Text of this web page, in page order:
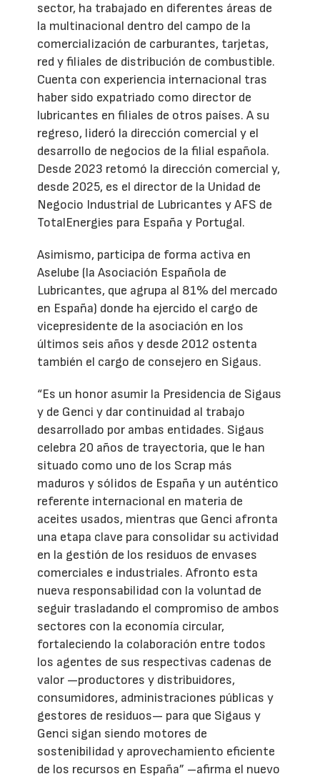
sector, ha trabajado en diferentes áreas de
la multinacional dentro del campo de la
comercialización de carburantes, tarjetas,
red y filiales de distribución de combustible.
Cuenta con experiencia internacional tras
haber sido expatriado como director de
lubricantes en filiales de otros países. A su
regreso, lideró la dirección comercial y el
desarrollo de negocios de la filial española.
Desde 2023 retomó la dirección comercial y,
desde 2025, es el director de la Unidad de
Negocio Industrial de Lubricantes y AFS de
TotalEnergies para España y Portugal.
Asimismo, participa de forma activa en
Aselube (la Asociación Española de
Lubricantes, que agrupa al 81% del mercado
en España) donde ha ejercido el cargo de
vicepresidente de la asociación en los
últimos seis años y desde 2012 ostenta
también el cargo de consejero en Sigaus.
“Es un honor asumir la Presidencia de Sigaus
y de Genci y dar continuidad al trabajo
desarrollado por ambas entidades. Sigaus
celebra 20 años de trayectoria, que le han
situado como uno de los Scrap más
maduros y sólidos de España y un auténtico
referente internacional en materia de
aceites usados, mientras que Genci afronta
una etapa clave para consolidar su actividad
en la gestión de los residuos de envases
comerciales e industriales. Afronto esta
nueva responsabilidad con la voluntad de
seguir trasladando el compromiso de ambos
sectores con la economía circular,
fortaleciendo la colaboración entre todos
los agentes de sus respectivas cadenas de
valor —productores y distribuidores,
consumidores, administraciones públicas y
gestores de residuos— para que Sigaus y
Genci sigan siendo motores de
sostenibilidad y aprovechamiento eficiente
de los recursos en España” –afirma el nuevo